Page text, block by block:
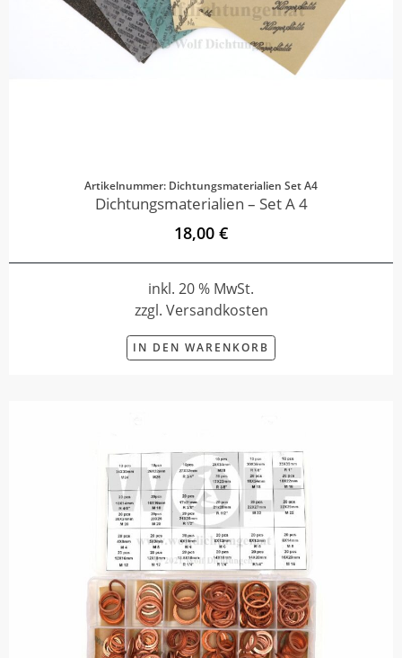
Artikelnummer: Dichtungsmaterialien Set A4
Dichtungsmaterialien – Set A 4
18,00 €
inkl. 20 % MwSt.
zzgl. Versandkosten
IN DEN WARENKORB